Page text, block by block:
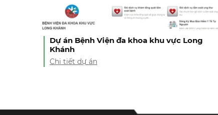
Dự án Bệnh Viện đa khoa khu vực Long
Khánh
Chi tiết dự án